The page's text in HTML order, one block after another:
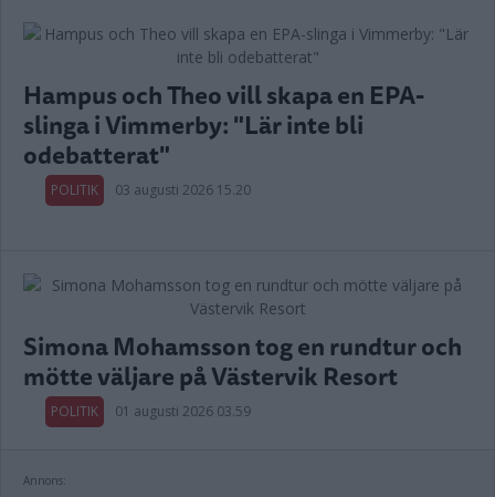
Hampus och Theo vill skapa en EPA-
slinga i Vimmerby: "Lär inte bli
odebatterat"
POLITIK 03 augusti 2026 15.20
Simona Mohamsson tog en rundtur och
mötte väljare på Västervik Resort
POLITIK 01 augusti 2026 03.59
Annons: